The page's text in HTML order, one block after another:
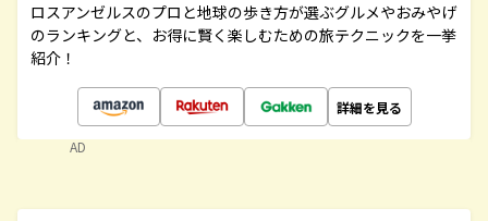
ロスアンゼルスのプロと地球の歩き方が選ぶグルメやおみやげ
のランキングと、お得に賢く楽しむための旅テクニックを一挙
紹介！
詳細を見る
AD